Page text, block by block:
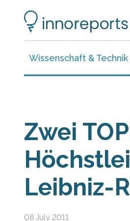
Wissenschaft & Technik
Zwei
Leibniz-
08 July 2011